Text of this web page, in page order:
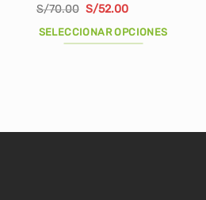
S/70.00 El
original
era:
S/52.00El
actual
es:
SELECCIONAR OPCIONES